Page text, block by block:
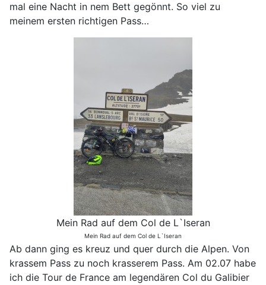
mal eine Nacht in nem Bett gegönnt. So viel zu
meinem ersten richtigen Pass…
Mein Rad auf dem Col de L`Iseran
Mein Rad auf dem Col de L`Iseran
Ab dann ging es kreuz und quer durch die Alpen. Von
krassem Pass zu noch krasserem Pass. Am 02.07 habe
ich die Tour de France am legendären Col du Galibier